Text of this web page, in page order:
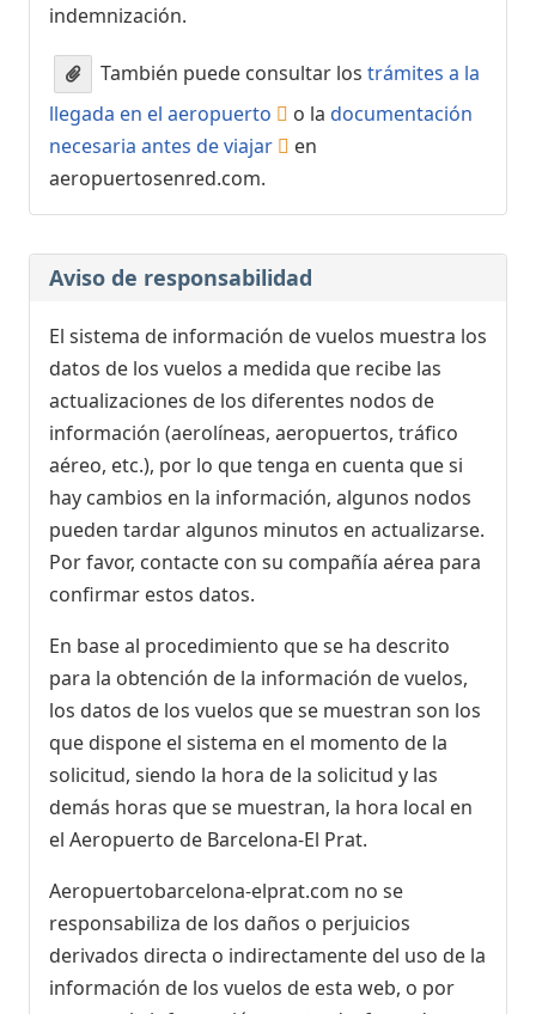
indemnización.
También puede consultar los trámites a la
llegada en el aeropuerto
o la documentación
necesaria antes de viajar
en
aeropuertosenred.com.
Aviso de responsabilidad
El sistema de información de vuelos muestra los
datos de los vuelos a medida que recibe las
actualizaciones de los diferentes nodos de
información (aerolíneas, aeropuertos, tráfico
aéreo, etc.), por lo que tenga en cuenta que si
hay cambios en la información, algunos nodos
pueden tardar algunos minutos en actualizarse.
Por favor, contacte con su compañía aérea para
confirmar estos datos.
En base al procedimiento que se ha descrito
para la obtención de la información de vuelos,
los datos de los vuelos que se muestran son los
que dispone el sistema en el momento de la
solicitud, siendo la hora de la solicitud y las
demás horas que se muestran, la hora local en
el Aeropuerto de Barcelona-El Prat.
Aeropuertobarcelona-elprat.com no se
responsabiliza de los daños o perjuicios
derivados directa o indirectamente del uso de la
información de los vuelos de esta web, o por